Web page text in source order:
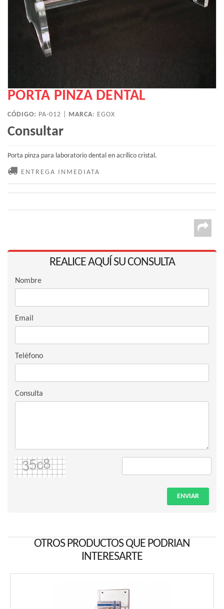
PORTA PINZA DENTAL
CÓDIGO: PA-012 | MARCA: EGOX
Consultar
Porta pinza para laboratorio dental en acrílico cristal.
ENTREGA INMEDIATA
REALICE AQUÍ SU CONSULTA
Nombre
Email
Teléfono
Consulta
ENVIAR
OTROS PRODUCTOS QUE PODRIAN
INTERESARTE